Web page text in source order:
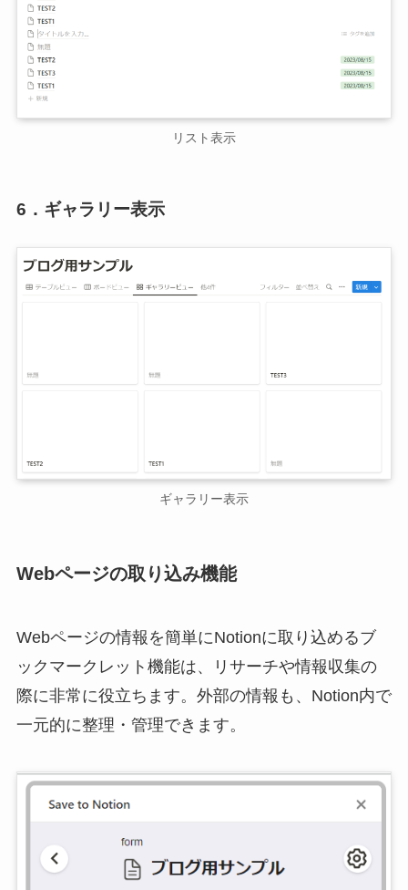
リスト表示
6．ギャラリー表示
ギャラリー表示
Webページの取り込み機能
Webページの情報を簡単にNotionに取り込めるブ
ックマークレット機能は、リサーチや情報収集の
際に非常に役立ちます。外部の情報も、Notion内で
一元的に整理・管理できます。